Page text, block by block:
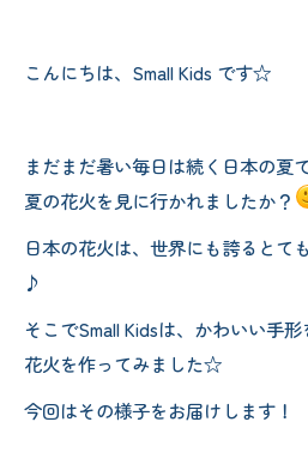
こんにちは、Small Kids です☆
まだまだ暑い毎日は続く日本の夏
夏の花火を見に行かれましたか？
日本の花火は、世界にも誇るとて
♪
そこでSmall Kidsは、かわいい手
花火を作ってみました☆
今回はその様子をお届けします！